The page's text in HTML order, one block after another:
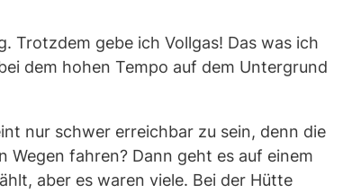
Trotzdem gebe ich Vollgas! Das was ich
dem hohen Tempo auf dem Untergrund
nur schwer erreichbar zu sein, denn die
Wegen fahren? Dann geht es auf einem
aber es waren viele. Bei der Hütte